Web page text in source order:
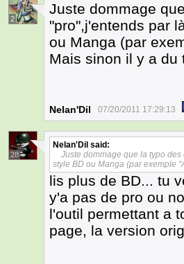
2
Juste dommage
"pro",j'entends par
ou Manga (par
Mais sinon il y a
Nelan'Dil 07/20/2011 17:29:13
28
Nelan'Dil said:
Juste dommage que la typo
style BD ou Manga (par exemple
lis plus de BD... tu
y'a pas de pro ou
l'outil permettant a
page, la version